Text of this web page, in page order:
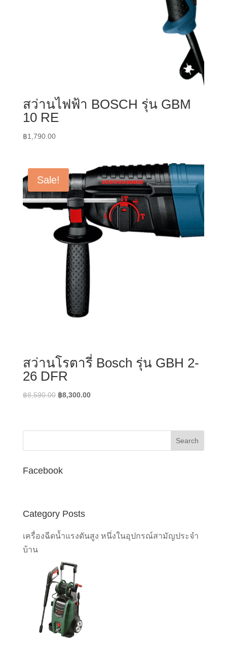
สว่านไฟฟ้า BOSCH รุ่น GBM
10 RE
฿1,790.00
Sale!
สว่านโรตารี่ Bosch รุ่น GBH 2-
26 DFR
฿8,590.00 Original
฿8,590.00.
฿8,300.00Current
฿8,300.00.
Facebook
Category Posts
เครื่องฉีดน้ำแรงดันสูง หนึ่งในอุปกรณ์สามัญประจำ
บ้าน